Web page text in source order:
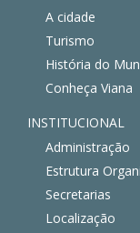
A cidade
Turismo
História do
Conheça Viana
INSTITUCIONAL
Administração
Estrutura
Secretarias
Localização